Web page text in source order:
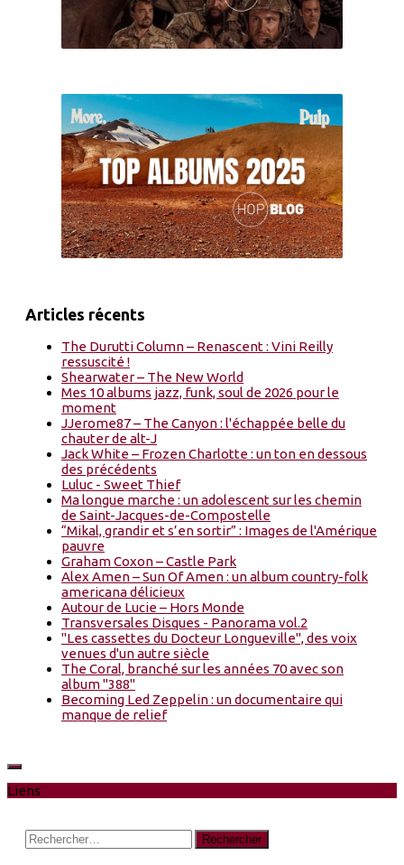
Articles récents
The Durutti Column – Renascent : Vini Reilly
ressuscité !
Shearwater – The New World
Mes 10 albums jazz, funk, soul de 2026 pour le
moment
JJerome87 – The Canyon : l'échappée belle du
chauter de alt-J
Jack White – Frozen Charlotte : un ton en dessous
des précédents
Luluc - Sweet Thief
Ma longue marche : un adolescent sur les chemin
de Saint-Jacques-de-Compostelle
“Mikal, grandir et s’en sortir” : Images de l'Amérique
pauvre
Graham Coxon – Castle Park
Alex Amen – Sun Of Amen : un album country-folk
americana délicieux
Autour de Lucie – Hors Monde
Transversales Disques - Panorama vol.2
"Les cassettes du Docteur Longueville", des voix
venues d'un autre siècle
The Coral, branché sur les années 70 avec son
album "388"
Becoming Led Zeppelin : un documentaire qui
manque de relief
Liens
Rechercher :